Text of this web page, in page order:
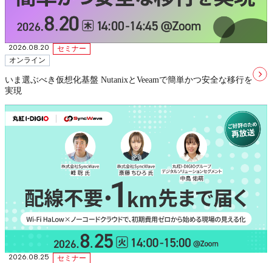
2026.08.20
セミナー
オンライン
いま選ぶべき仮想化基盤 NutanixとVeeamで簡単かつ安全な移行を
実現
2026.08.25
セミナー